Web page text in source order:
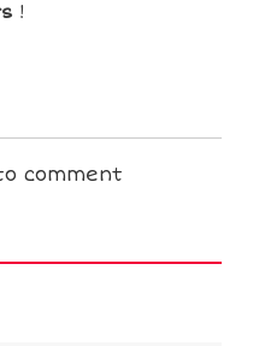
!
comment